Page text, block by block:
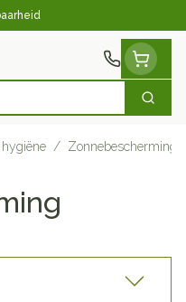
Zoek
/ Zonnebescherming